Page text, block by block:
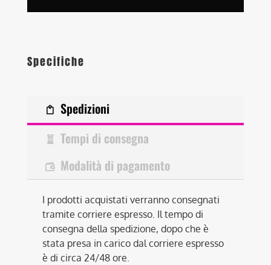
Specifiche
Spedizioni
Tempi di consegna
Modalità di pagamento
I prodotti acquistati verranno consegnati
tramite corriere espresso. Il tempo di
consegna della spedizione, dopo che è
stata presa in carico dal corriere espresso
è di circa 24/48 ore.